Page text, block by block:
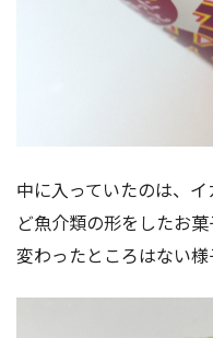
中に入っていたのは、
ど魚介類の形をしたお
変わったところはない様